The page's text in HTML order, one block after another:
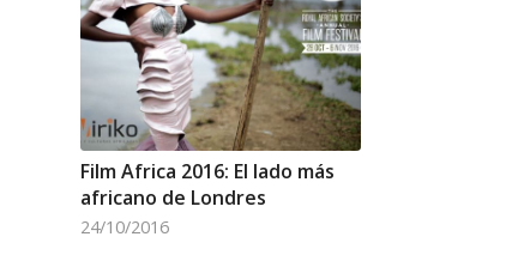
Film Africa 2016: El lado más
africano de Londres
24/10/2016